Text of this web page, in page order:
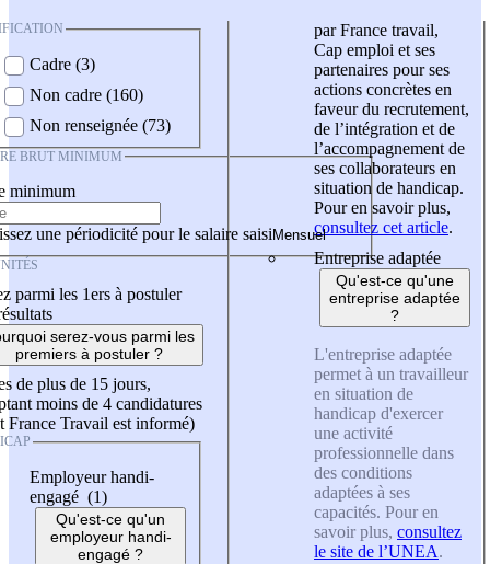
Cadre (3)
Non cadre (160)
Non renseignée (73)
BRUT MINIMUM
minimum
une périodicité pour le salaire saisi
parmi les 1ers à postuler
serez-vous parmi les
premiers à postuler ?
de plus de 15 jours,
moins de 4 candidatures
France Travail est informé)
Employeur handi-
engagé (1)
Qu'est-ce qu'un
employeur handi-
engagé ?
par France travail,
Cap emploi et ses
partenaires pour ses
actions concrètes en
faveur du recrutement,
de l’intégration et de
l’accompagnement de
ses collaborateurs en
situation de handicap.
Pour en savoir plus,
consultez cet article.
Entreprise adaptée
Qu'est-ce qu'une
entreprise adaptée
?
L'entreprise adaptée
permet à un travailleur
en situation de
handicap d'exercer
une activité
professionnelle dans
des conditions
adaptées à ses
capacités. Pour en
savoir plus, consultez
le site de l’UNEA.